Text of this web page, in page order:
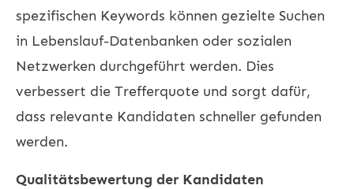
spezifischen Keywords können gezielte Suchen
in Lebenslauf-Datenbanken oder sozialen
Netzwerken durchgeführt werden. Dies
verbessert die Trefferquote und sorgt dafür,
dass relevante Kandidaten schneller gefunden
werden.
Qualitätsbewertung der Kandidaten